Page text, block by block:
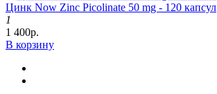
Цинк Now Zinc Picolinate 50 mg - 120 капсул
1
1 400р.
В корзину